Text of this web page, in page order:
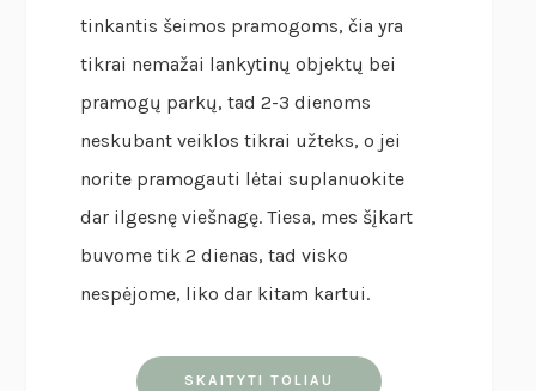
tinkantis šeimos pramogoms, čia yra
tikrai nemažai lankytinų objektų bei
pramogų parkų, tad 2-3 dienoms
neskubant veiklos tikrai užteks, o jei
norite pramogauti lėtai suplanuokite
dar ilgesnę viešnagę. Tiesa, mes šįkart
buvome tik 2 dienas, tad visko
nespėjome, liko dar kitam kartui.
SKAITYTI TOLIAU